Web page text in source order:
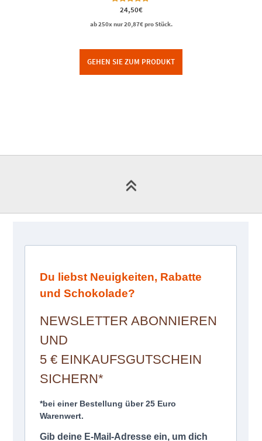
Bewertet mit
5.00
von 5
24,50€
ab 250x nur20,87€pro Stück.
GEHEN SIE ZUM PRODUKT